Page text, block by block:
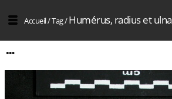
Accueil/Tag/Humérus, radius et ulna